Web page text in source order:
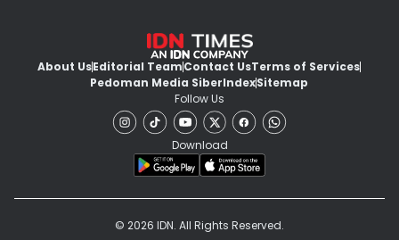
About UsEditorial TeamContact UsTerms of Services
Pedoman Media SiberIndexSitemap
Follow Us
Download
© 2026 IDN. All Rights Reserved.